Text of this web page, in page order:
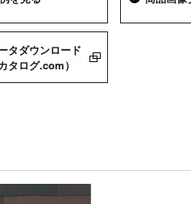
タダウンロード
タログ.com）